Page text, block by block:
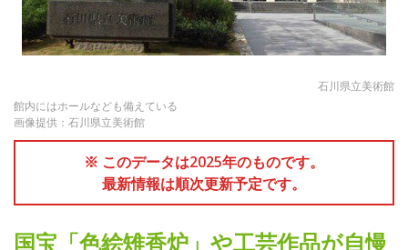
石川県立美術館
館内にはホールなども備えている
画像提供：石川県立美術館
※ このデータは2025年のものです。
最新情報は順次更新予定です。
国宝「色絵雉香炉」や工芸作品が自慢